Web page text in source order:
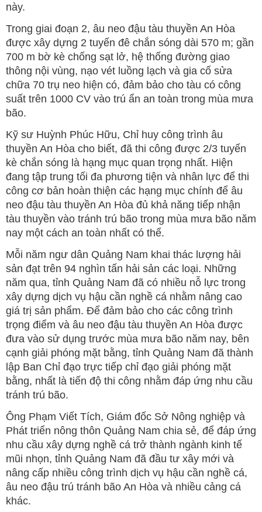
này.
Trong giai đoạn 2, âu neo đậu tàu thuyền An Hòa
được xây dựng 2 tuyến đê chắn sóng dài 570 m; gần
700 m bờ kè chống sạt lở, hệ thống đường giao
thông nội vùng, nạo vét luồng lạch và gia cố sửa
chữa 70 trụ neo hiện có, đảm bảo cho tàu có công
suất trên 1000 CV vào trú ẩn an toàn trong mùa mưa
bão.
Kỹ sư Huỳnh Phúc Hữu, Chỉ huy công trình âu
thuyền An Hòa cho biết, đã thi công được 2/3 tuyến
kè chắn sóng là hạng mục quan trọng nhất. Hiện
đang tập trung tối đa phương tiện và nhân lực để thi
công cơ bản hoàn thiện các hạng mục chính để âu
neo đậu tàu thuyền An Hòa đủ khả năng tiếp nhận
tàu thuyền vào tránh trú bão trong mùa mưa bão năm
nay một cách an toàn nhất có thể.
Mỗi năm ngư dân Quảng Nam khai thác lượng hải
sản đạt trên 94 nghìn tấn hải sản các loại. Những
năm qua, tỉnh Quảng Nam đã có nhiều nỗ lực trong
xây dựng dịch vụ hậu cần nghề cá nhằm nâng cao
giá trị sản phẩm. Để đảm bảo cho các công trình
trọng điểm và âu neo đậu tàu thuyền An Hòa được
đưa vào sử dụng trước mùa mưa bão năm nay, bên
cạnh giải phóng mặt bằng, tỉnh Quảng Nam đã thành
lập Ban Chỉ đạo trực tiếp chỉ đạo giải phóng mặt
bằng, nhất là tiến độ thi công nhằm đáp ứng nhu cầu
tránh trú bão.
Ông Phạm Viết Tích, Giám đốc Sở Nông nghiệp và
Phát triển nông thôn Quảng Nam chia sẻ, để đáp ứng
nhu cầu xây dựng nghề cá trở thành ngành kinh tế
mũi nhọn, tỉnh Quảng Nam đã đầu tư xây mới và
nâng cấp nhiều công trình dịch vụ hậu cần nghề cá,
âu neo đậu trú tránh bão An Hòa và nhiều cảng cá
khác.